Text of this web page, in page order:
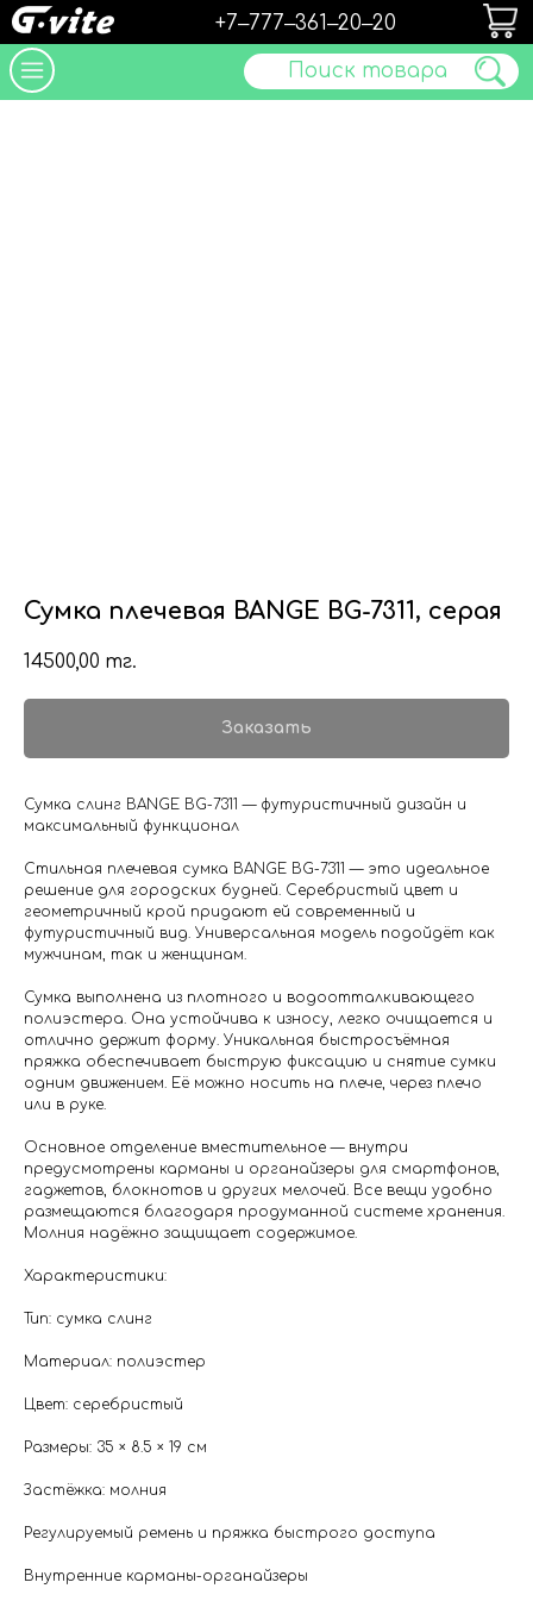
Поиск товара
+7‒777‒361‒20‒20
Сумка плечевая BANGE BG-7311, серая
14500,00 тг.
Заказать
Сумка слинг BANGE BG-7311 — футуристичный дизайн и
максимальный функционал
Стильная плечевая сумка BANGE BG-7311 — это идеальное
решение для городских будней. Серебристый цвет и
геометричный крой придают ей современный и
футуристичный вид. Универсальная модель подойдёт как
мужчинам, так и женщинам.
Сумка выполнена из плотного и водоотталкивающего
полиэстера. Она устойчива к износу, легко очищается и
отлично держит форму. Уникальная быстросъёмная
пряжка обеспечивает быструю фиксацию и снятие сумки
одним движением. Её можно носить на плече, через плечо
или в руке.
Основное отделение вместительное — внутри
предусмотрены карманы и органайзеры для смартфонов,
гаджетов, блокнотов и других мелочей. Все вещи удобно
размещаются благодаря продуманной системе хранения.
Молния надёжно защищает содержимое.
Характеристики:
Тип: сумка слинг
Материал: полиэстер
Цвет: серебристый
Размеры: 35 × 8.5 × 19 см
Застёжка: молния
Регулируемый ремень и пряжка быстрого доступа
Внутренние карманы-органайзеры